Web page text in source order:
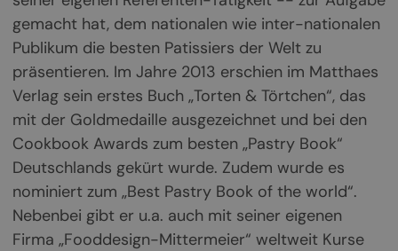
gemacht hat, dem nationalen wie inter-nationalen
Publikum die besten Patissiers der Welt zu
präsentieren. Im Jahre 2013 erschien im Matthaes
Verlag sein erstes Buch „Torten & Törtchen“, das
mit der Goldmedaille ausgezeichnet und bei den
Cookbook Awards zum besten „Pastry Book“
Deutschlands gekürt wurde. Zudem wurde es
nominiert zum „Best Pastry Book of the world“.
Nebenbei gibt er u.a. auch mit seiner eigenen
Firma „Fooddesign-Mittermeier“ weltweit Kurse